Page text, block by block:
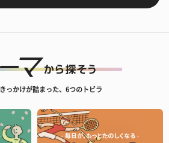
っかけが詰まった、6つのトビラ